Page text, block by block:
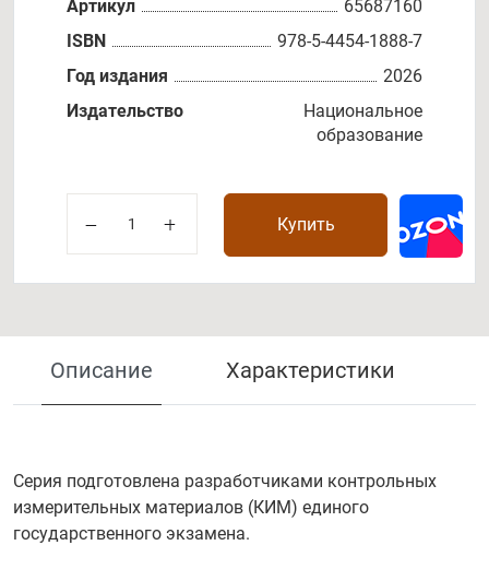
Артикул
65687160
ISBN
978-5-4454-1888-7
Год издания
2026
Издательство
Национальное
образование
Купить
Описание Характеристики
Серия подготовлена разработчиками контрольных
измерительных материалов (КИМ) единого
государственного экзамена.